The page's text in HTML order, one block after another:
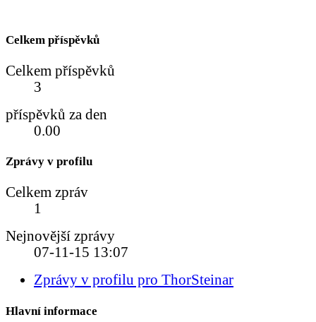
Celkem příspěvků
Celkem příspěvků
3
příspěvků za den
0.00
Zprávy v profilu
Celkem zpráv
1
Nejnovější zprávy
07-11-15 13:07
Zprávy v profilu pro ThorSteinar
Hlavní informace